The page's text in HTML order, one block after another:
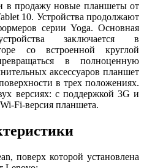
в продажу новые планшеты от
10. Устройства продолжают
серии Yoga. Основная
заключается в
со встроенной круглой
в полноценную
аксессуаров планшет
в трех положениях.
версиях: с поддержкой 3G и
Fi-версия планшета.
поверх которой установлена